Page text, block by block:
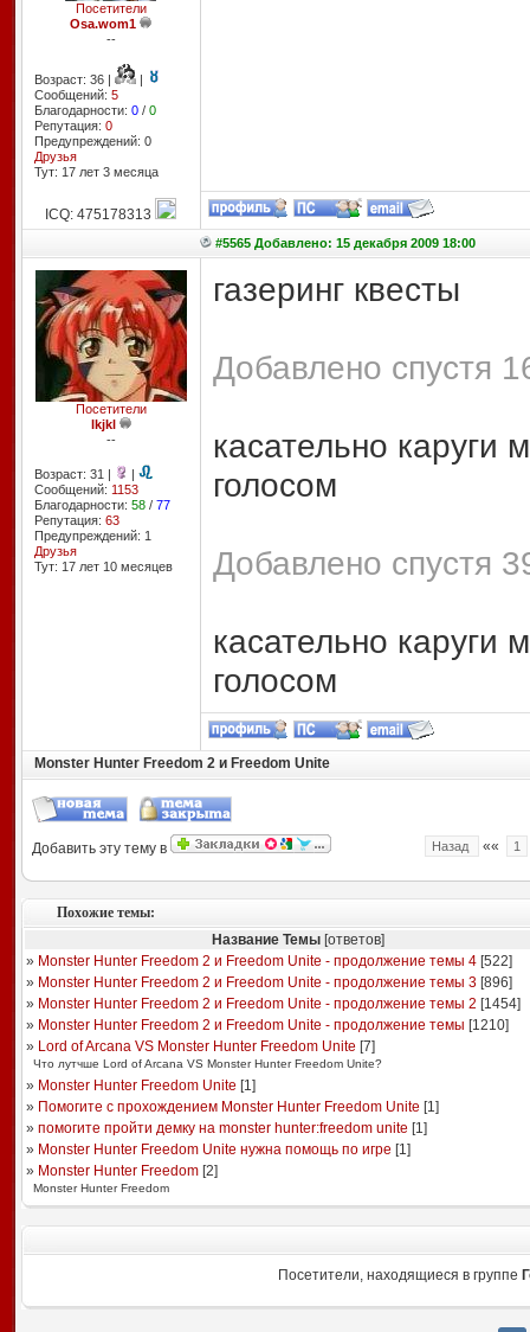
Посетители
Osa.wom1
--
Возраст: 36 |
|
Сообщений: 5
Благодарности: 0/ 0
Репутация: 0
Предупреждений: 0
Друзья
Тут: 17 лет 3 месяцa
ICQ: 475178313
#5565 Добавлено: 15 декабря 2009 18:00
Посетители
lkjkl
--
Возраст: 31 |
|
Сообщений: 1153
Благодарности: 58/ 77
Репутация: 63
Предупреждений: 1
Друзья
Тут: 17 лет 10 месяцев
газеринг квесты
Добавлено спустя
касательно каруги
голосом
Добавлено спустя
касательно каруги
голосом
Monster Hunter Freedom 2 и Freedom Unite
Добавить эту тему в Назад «« 1
Похожие темы:
Название Темы[ответов]
» Monster Hunter Freedom 2 и Freedom Unite - продолжение темы 4[522]
» Monster Hunter Freedom 2 и Freedom Unite - продолжение темы 3[896]
» Monster Hunter Freedom 2 и Freedom Unite - продолжение темы 2 [1454]
» Monster Hunter Freedom 2 и Freedom Unite - продолжение темы [1210]
» Lord of Arcana VS Monster Hunter Freedom Unite [7]
Что лутчше Lord of Arcana VS Monster Hunter Freedom Unite?
» Monster Hunter Freedom Unite [1]
» Помогите с прохождением Monster Hunter Freedom Unite [1]
» помогите пройти демку на monster hunter:freedom unite [1]
» Monster Hunter Freedom Unite нужна помощь по игре [1]
» Monster Hunter Freedom[2]
Monster Hunter Freedom
Посетители, находящиеся в группе